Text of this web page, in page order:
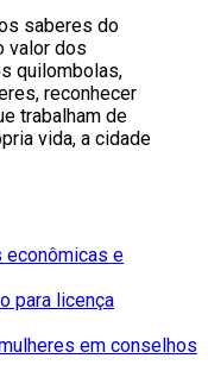
saberes do
valor dos
quilombolas,
reconhecer
trabalham de
vida, a cidade
econômicas e
para licença
em conselhos